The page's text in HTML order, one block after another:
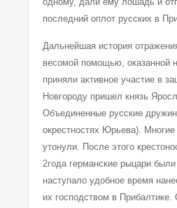
последний оплот русских в
Дальнейшая история
весомой помощью, оказанной
приняли активное участие в
Новгороду пришел князь
Объединенные русские
окрестностях Юрьева).
утонули. После этого
2года германские рыцари
наступало удобное время
их господством в